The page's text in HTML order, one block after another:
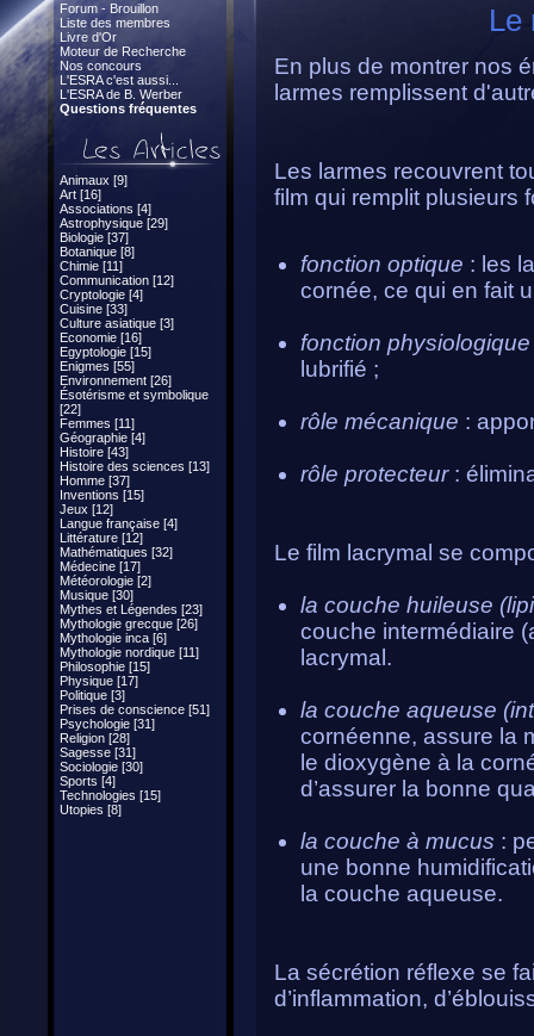
Forum - Brouillon
Liste des membres
Livre d'Or
Moteur de Recherche
Nos concours
L'ESRA c'est aussi...
L'ESRA de B. Werber
Questions fréquentes
Animaux [9]
Art [16]
Associations [4]
Astrophysique [29]
Biologie [37]
Botanique [8]
Chimie [11]
Communication [12]
Cryptologie [4]
Cuisine [33]
Culture asiatique [3]
Economie [16]
Egyptologie [15]
Enigmes [55]
Environnement [26]
Ésotérisme et symbolique
[22]
Femmes [11]
Géographie [4]
Histoire [43]
Histoire des sciences [13]
Homme [37]
Inventions [15]
Jeux [12]
Langue française [4]
Littérature [12]
Mathématiques [32]
Médecine [17]
Météorologie [2]
Musique [30]
Mythes et Légendes [23]
Mythologie grecque [26]
Mythologie inca [6]
Mythologie nordique [11]
Philosophie [15]
Physique [17]
Politique [3]
Prises de conscience [51]
Psychologie [31]
Religion [28]
Sagesse [31]
Sociologie [30]
Sports [4]
Technologies [15]
Utopies [8]
Le
En plus de montrer nos
larmes remplissent
Les larmes recouvrent
film qui remplit plusieurs
fonction optique : les
cornée, ce qui en fait
fonction
lubrifié ;
rôle mécanique :
rôle protecteur :
Le film lacrymal se
la couche huileuse
couche intermédiaire
lacrymal.
la couche aqueuse
cornéenne, assure la
le dioxygène à la
d’assurer la bonne
la couche à mucus :
une bonne
la couche aqueuse.
La sécrétion réflexe se
d’inflammation,